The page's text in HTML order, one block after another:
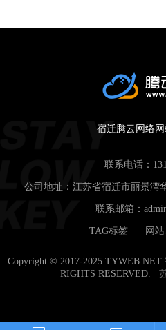
宿迁腾云网络网
联系电话：
公司地址：江苏省宿迁市丽景湾
联系邮箱：
网站
TAG标签
Copyright © 2017-2025 TYWEB.NET
RIGHTS RESERVED.